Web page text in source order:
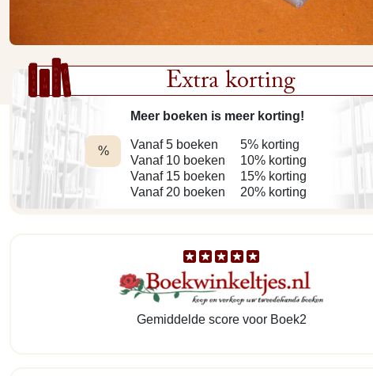
Extra korting
%
Meer boeken is meer korting!
Vanaf 5 boeken
Vanaf 10 boeken
Vanaf 15 boeken
Vanaf 20 boeken
5% korting
10% korting
15% korting
20% korting
Gemiddelde score voor Boek2